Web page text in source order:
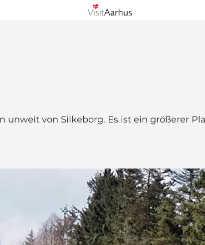
von Silkeborg. Es ist ein größerer